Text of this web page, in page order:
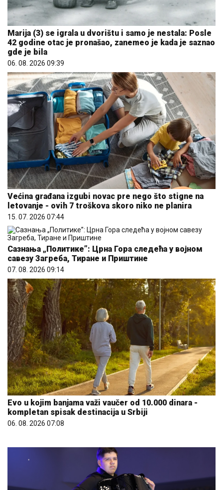
Marija (3) se igrala u dvorištu i samo je nestala: Posle
42 godine otac je pronašao, zanemeo je kada je saznao
gde je bila
06. 08. 2026 09:39
Većina građana izgubi novac pre nego što stigne na
letovanje - ovih 7 troškova skoro niko ne planira
15. 07. 2026 07:44
Сазнања „Политике”: Црна Гора следећа у војном
савезу Загреба, Тиране и Приштине
07. 08. 2026 09:14
Evo u kojim banjama važi vaučer od 10.000 dinara -
kompletan spisak destinacija u Srbiji
06. 08. 2026 07:08